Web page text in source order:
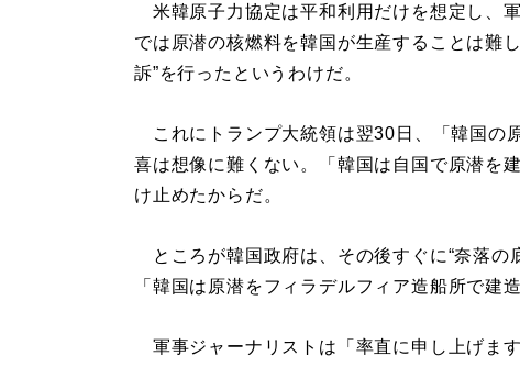
米韓原子力協定は平和利用だけを想定し、
では原潜の核燃料を韓国が生産することは難
訴”を行ったというわけだ。
これにトランプ大統領は翌30日、「韓国の
喜は想像に難くない。「韓国は自国で原潜を
け止めたからだ。
ところが韓国政府は、その後すぐに“奈落の
「韓国は原潜をフィラデルフィア造船所で建
軍事ジャーナリストは「率直に申し上げま